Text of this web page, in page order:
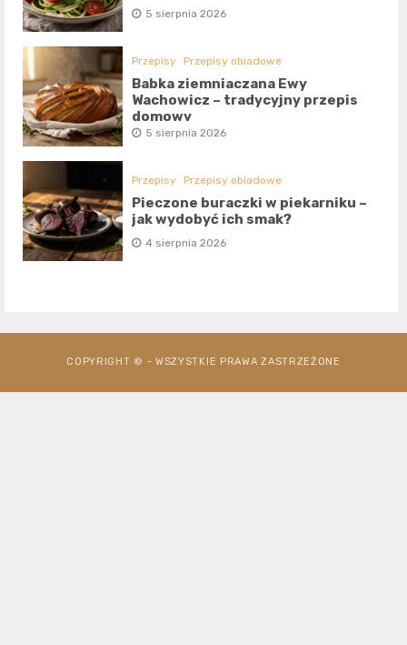
5 sierpnia 2026
Przepisy Przepisy obiadowe
Babka ziemniaczana Ewy
Wachowicz – tradycyjny przepis
domowy
5 sierpnia 2026
Przepisy Przepisy obiadowe
Pieczone buraczki w piekarniku –
jak wydobyć ich smak?
4 sierpnia 2026
COPYRIGHT © - WSZYSTKIE PRAWA ZASTRZEŻONE